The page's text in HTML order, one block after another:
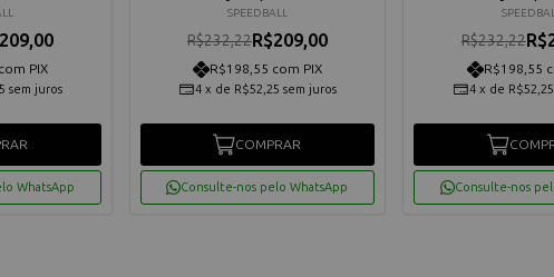
PIX
sem juros
WhatsApp
SPEEDBALL
R$232,22R$209,00
R$198,55 com PIX
4 x de R$52,25 sem juros
COMPRAR
Consulte-nos pelo WhatsApp
R$232,22
R$198,55
4 x de R$52,25
Consulte-nos